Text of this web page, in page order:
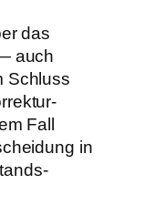
das
auch
Schluss
Fall
in